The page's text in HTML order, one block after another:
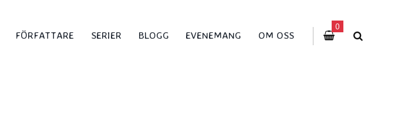
FÖRFATTARE SERIER BLOGG EVENEMANG OM OSS
0